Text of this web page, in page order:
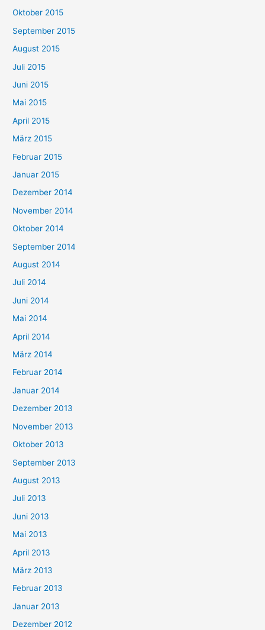
Oktober 2015
September 2015
August 2015
Juli 2015
Juni 2015
Mai 2015
April 2015
März 2015
Februar 2015
Januar 2015
Dezember 2014
November 2014
Oktober 2014
September 2014
August 2014
Juli 2014
Juni 2014
Mai 2014
April 2014
März 2014
Februar 2014
Januar 2014
Dezember 2013
November 2013
Oktober 2013
September 2013
August 2013
Juli 2013
Juni 2013
Mai 2013
April 2013
März 2013
Februar 2013
Januar 2013
Dezember 2012